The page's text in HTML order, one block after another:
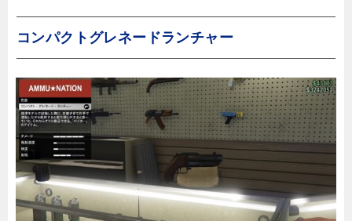
コンパクトグレネードランチャー